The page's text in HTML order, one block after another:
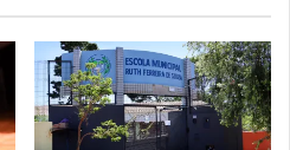
Lavínia Monteiro de
José Garcia Molina.